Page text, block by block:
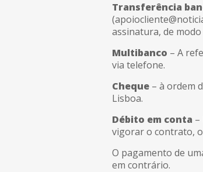
Transferência
assinatura, de
Multibanco – A
via telefone.
Cheque– à ordem
Lisboa.
Débito em conta
vigorar o contrato,
O pagamento de
em contrário.